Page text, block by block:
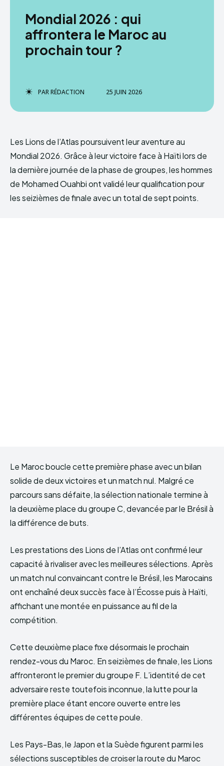
Mondial 2026 : qui
affrontera le Maroc au
prochain tour ?
PARRÉDACTION 25 JUIN 2026
Les Lions de l’Atlas poursuivent leur aventure au
Mondial 2026. Grâce à leur victoire face à Haïti lors de
la dernière journée de la phase de groupes, les hommes
de Mohamed Ouahbi ont validé leur qualification pour
les seizièmes de finale avec un total de sept points.
Le Maroc boucle cette première phase avec un bilan
solide de deux victoires et un match nul. Malgré ce
parcours sans défaite, la sélection nationale termine à
la deuxième place du groupe C, devancée par le Brésil à
la différence de buts.
Les prestations des Lions de l’Atlas ont confirmé leur
capacité à rivaliser avec les meilleures sélections. Après
un match nul convaincant contre le Brésil, les Marocains
ont enchaîné deux succès face à l’Écosse puis à Haïti,
affichant une montée en puissance au fil de la
compétition.
Cette deuxième place fixe désormais le prochain
rendez-vous du Maroc. En seizièmes de finale, les Lions
affronteront le premier du groupe F. L’identité de cet
adversaire reste toutefois inconnue, la lutte pour la
première place étant encore ouverte entre les
différentes équipes de cette poule.
Les Pays-Bas, le Japon et la Suède figurent parmi les
sélections susceptibles de croiser la route du Maroc